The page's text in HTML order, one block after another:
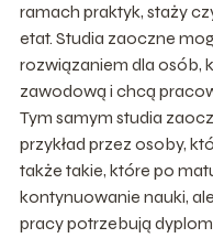
ramach praktyk, staży
etat. Studia zaoczne
rozwiązaniem dla osób,
zawodową i chcą
Tym samym studia
przykład przez osoby,
także takie, które po
kontynuowanie nauki,
pracy potrzebują